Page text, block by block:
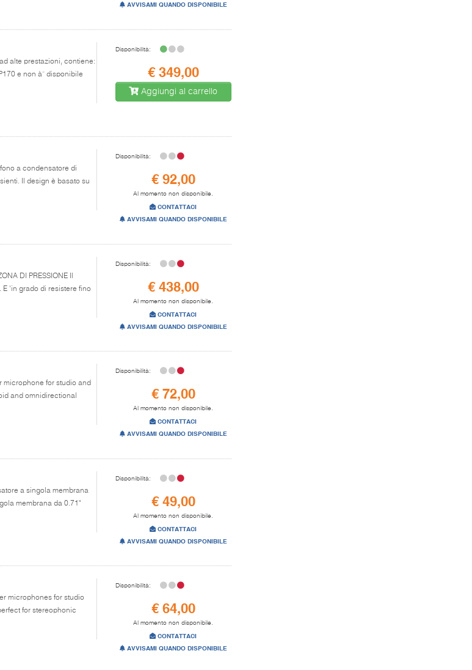
AVVISAMI QUANDO DISPONIBILE
alte prestazioni, contiene:
e non à¨ disponibile
Disponibilità:
€ 349,00
Aggiungi al carrello
a condensatore di
Il design è basato su
Disponibilità:
€ 92,00
Al momento non disponibile.
CONTATTACI
AVVISAMI QUANDO DISPONIBILE
DI PRESSIONE Il
'in grado di resistere fino
Disponibilità:
€ 438,00
Al momento non disponibile.
CONTATTACI
AVVISAMI QUANDO DISPONIBILE
microphone for studio and
and omnidirectional
Disponibilità:
€ 72,00
Al momento non disponibile.
CONTATTACI
AVVISAMI QUANDO DISPONIBILE
a singola membrana
membrana da 0.71"
Disponibilità:
€ 49,00
Al momento non disponibile.
CONTATTACI
AVVISAMI QUANDO DISPONIBILE
microphones for studio
for stereophonic
Disponibilità:
€ 64,00
Al momento non disponibile.
CONTATTACI
AVVISAMI QUANDO DISPONIBILE